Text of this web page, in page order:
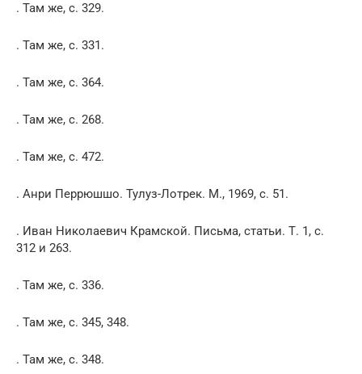
. Там же, с. 329.
. Там же, с. 331.
. Там же, с. 364.
. Там же, с. 268.
. Там же, с. 472.
. Анри Перрюшшо. Тулуз-Лотрек. М., 1969, с. 51.
. Иван Николаевич Крамской. Письма, статьи. Т. 1, с.
312 и 263.
. Там же, с. 336.
. Там же, с. 345, 348.
. Там же, с. 348.